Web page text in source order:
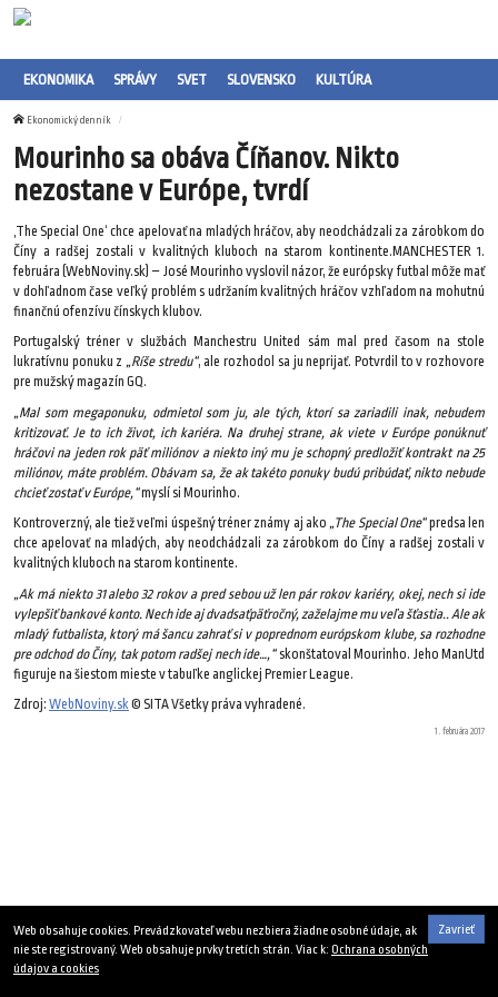
EKONOMIKA SPRÁVY SVET SLOVENSKO KULTÚRA
Ekonomický denník
Mourinho sa obáva Číňanov. Nikto
nezostane v Európe, tvrdí
‚The Special One‘ chce apelovať na mladých hráčov, aby neodchádzali za zárobkom do
Číny a radšej zostali v kvalitných kluboch na starom kontinente.MANCHESTER 1.
februára (WebNoviny.sk) – José Mourinho vyslovil názor, že európsky futbal môže mať
v dohľadnom čase veľký problém s udržaním kvalitných hráčov vzhľadom na mohutnú
finančnú ofenzívu čínskych klubov.
Portugalský tréner v službách Manchestru United sám mal pred časom na stole
lukratívnu ponuku z„Ríše stredu“, ale rozhodol sa ju neprijať. Potvrdil to v rozhovore
pre mužský magazín GQ.
„Mal som megaponuku, odmietol som ju, ale tých, ktorí sa zariadili inak, nebudem
kritizovať. Je to ich život, ich kariéra. Na druhej strane, ak viete v Európe ponúknuť
hráčovi na jeden rok päť miliónov a niekto iný mu je schopný predložiť kontrakt na 25
miliónov, máte problém. Obávam sa, že ak takéto ponuky budú pribúdať, nikto nebude
chcieť zostať v Európe,“myslí si Mourinho.
Kontroverzný, ale tiež veľmi úspešný tréner známy aj ako„The Special One“predsa len
chce apelovať na mladých, aby neodchádzali za zárobkom do Číny a radšej zostali v
kvalitných kluboch na starom kontinente.
„Ak má niekto 31 alebo 32 rokov a pred sebou už len pár rokov kariéry, okej, nech si ide
vylepšiť bankové konto. Nech ide aj dvadsaťpäťročný, zaželajme mu veľa šťastia.. Ale ak
mladý futbalista, ktorý má šancu zahrať si v poprednom európskom klube, sa rozhodne
pre odchod do Číny, tak potom radšej nech ide…,“skonštatoval Mourinho. Jeho ManUtd
figuruje na šiestom mieste v tabuľke anglickej Premier League.
Zdroj: WebNoviny.sk© SITA Všetky práva vyhradené.
1. februára 2017
Zavrieť
Web obsahuje cookies. Prevádzkovateľ webu nezbiera žiadne osobné údaje, ak
nie ste registrovaný. Web obsahuje prvky tretích strán. Viac k: Ochrana osobných
údajov a cookies